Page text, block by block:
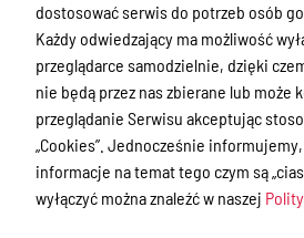
Gmina Miłakowo
Majątek i finanse
Zamówienia publiczne
Urząd Stanu Cywilnego
Ewidencja ludności, dowody osobiste,
działalność gospodarcza
dostosować serwis do potrzeb osób
Każdy odwiedzający ma możliwość
przeglądarce samodzielnie, dzięki
nie będą przez nas zbierane lub może
przeglądanie Serwisu akceptując
„Cookies”. Jednocześnie
informacje na temat tego czym są
wyłączyć można znaleźć w naszej